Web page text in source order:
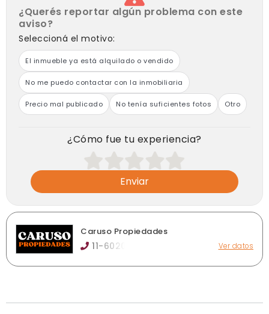
¿Querés reportar algún problema con este
aviso?
Seleccioná el motivo:
El inmueble ya está alquilado o vendido
No me puedo contactar con la inmobiliaria
Precio mal publicado No tenía suficientes fotos Otro
¿Cómo fue tu experiencia?
Enviar
Caruso Propiedades
11-6020 Ver datos
Ver publicaciones de la inmobiliaria